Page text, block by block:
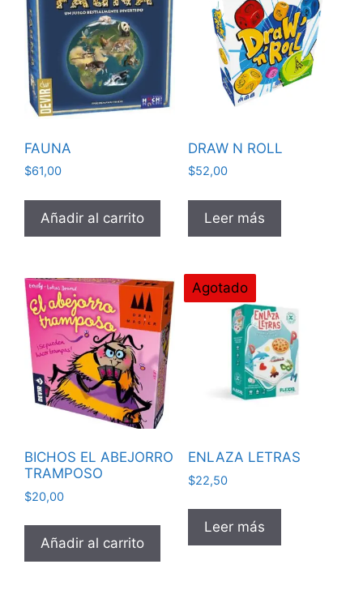
FAUNA
$61,00
Añadir al carrito
DRAW N ROLL
$52,00
Leer más
BICHOS EL ABEJORRO
TRAMPOSO
$20,00
Añadir al carrito
Agotado
ENLAZA LETRAS
$22,50
Leer más